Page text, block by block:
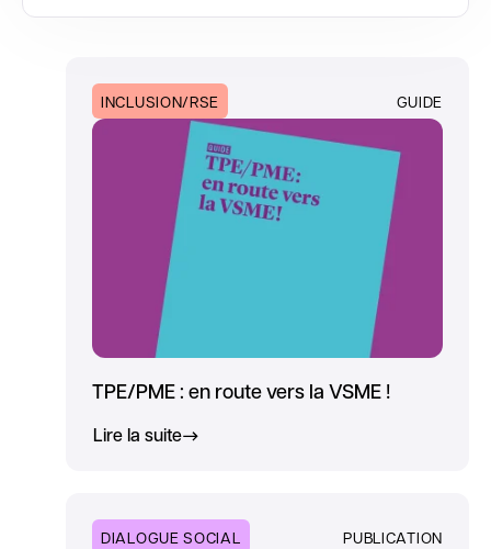
INCLUSION/RSE GUIDE
TPE/PME : en route vers la VSME !
Lire la suite
DIALOGUE SOCIAL PUBLICATION